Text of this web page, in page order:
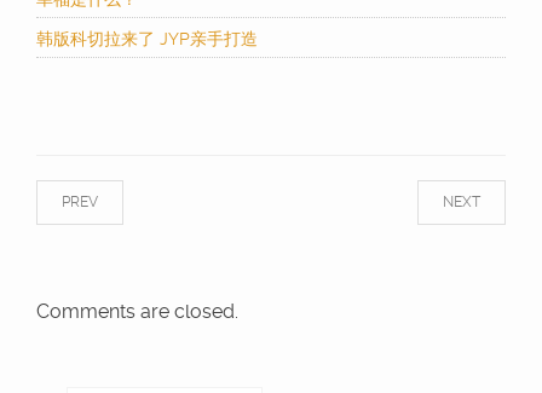
韩版科切拉来了 JYP亲手打造
NEXT
PREV
Comments are closed.